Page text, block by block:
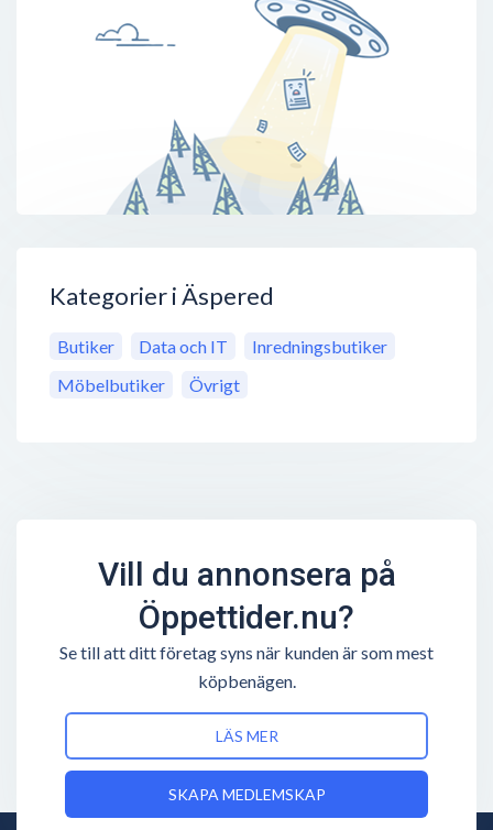
Kategorier i Äspered
Butiker Data och IT
Inredningsbutiker
Möbelbutiker
Övrigt
Vill du annonsera på
Öppettider.nu?
Se till att ditt företag syns när kunden är som mest
köpbenägen.
LÄS MER
SKAPA MEDLEMSKAP